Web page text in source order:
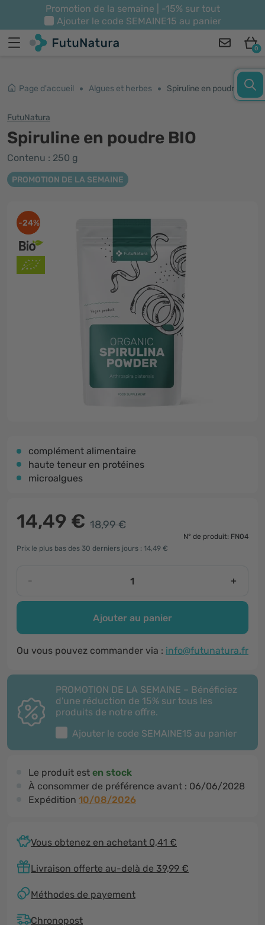
Promotion de la semaine | -15% sur tout
Ajouter le code SEMAINE15 au panier
0
Page d'accueil Algues et herbes Spiruline en poudre BIO
FutuNatura
Spiruline en poudre BIO
Contenu : 250 g
PROMOTION DE LA SEMAINE
-24%
complément alimentaire
haute teneur en protéines
microalgues
14,49 € 18,99 €
N° de produit: FN04
Prix le plus bas des 30 derniers jours : 14,49 €
- +
Ajouter au panier
Ou vous pouvez commander via : info@futunatura.fr
PROMOTION DE LA SEMAINE – Bénéficiez
d'une réduction de 15% sur tous les
produits de notre offre.
Ajouter le code SEMAINE15 au panier
Le produit est en stock
À consommer de préférence avant : 06/06/2028
Expédition 10/08/2026
Vous obtenez en achetant 0,41 €
Livraison offerte au-delà de 39,99 €
Méthodes de payement
Chronopost